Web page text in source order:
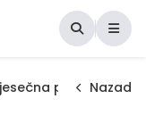
pomoć za
Nazad